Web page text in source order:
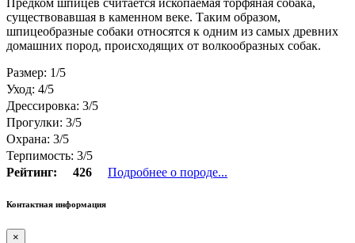
Предком шпицев считается ископаемая торфяная собака,
существовавшая в каменном веке. Таким образом,
шпицеобразные собаки относятся к одним из самых древних
домашних пород, происходящих от волкообразных собак.
Размер: 1/5
Уход: 4/5
Дрессировка: 3/5
Прогулки: 3/5
Охрана: 3/5
Терпимость: 3/5
Рейтинг:
426 Подробнее о породе...
Контактная информация
×